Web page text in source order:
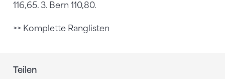
116,65. 3. Bern 110,80.
>> Komplette Ranglisten
Teilen